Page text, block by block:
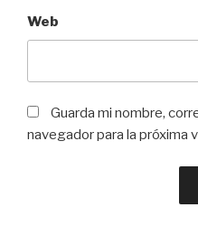
Web
Guarda mi nombre,
navegador para la próxima